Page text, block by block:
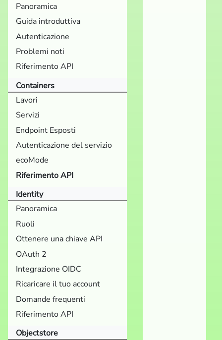
Panoramica
Guida introduttiva
Autenticazione
Problemi noti
Riferimento API
Containers
Lavori
Servizi
Endpoint Esposti
Autenticazione del servizio
ecoMode
Riferimento API
Identity
Panoramica
Ruoli
Ottenere una chiave API
OAuth 2
Integrazione OIDC
Ricaricare il tuo account
Domande frequenti
Riferimento API
Objectstore